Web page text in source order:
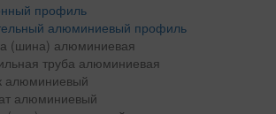
профиль
алюминиевый профиль
(шина) алюминиевая
труба алюминиевая
алюминиевый
алюминиевый